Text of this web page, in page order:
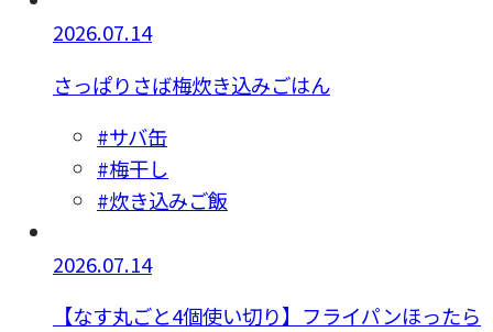
2026.07.14
さっぱりさば梅炊き込みごはん
#サバ缶
#梅干し
#炊き込みご飯
2026.07.14
【なす丸ごと4個使い切り】フライパンほったら